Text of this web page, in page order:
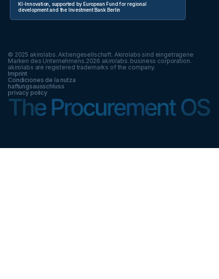
KI-Innovation, supported by European Fund for regional
development and the Investment Bank Berlin
© 2025 akirolabs. Aktiengesellschaft. Akirolabs sind eingetragene
Marken des Unternehmens.2026 akirolabs. business corporation.
akirolabs are registered trademarks of the company.
Imprint
Condiciones de la nutza
haftungsausschluss
privacy policy